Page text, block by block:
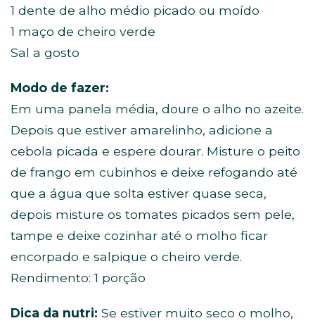
1 dente de alho médio picado ou moído
1 maço de cheiro verde
Sal a gosto
Modo de fazer:
Em uma panela média, doure o alho no azeite.
Depois que estiver amarelinho, adicione a
cebola picada e espere dourar. Misture o peito
de frango em cubinhos e deixe refogando até
que a água que solta estiver quase seca,
depois misture os tomates picados sem pele,
tampe e deixe cozinhar até o molho ficar
encorpado e salpique o cheiro verde.
Rendimento: 1 porção
Dica da nutri: Se estiver muito seco o molho,